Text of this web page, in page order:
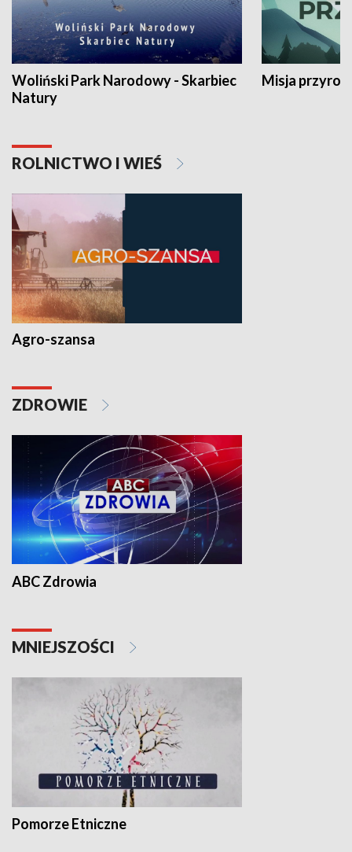
Woliński Park Narodowy - Skarbiec
Natury
Misja
ROLNICTWO I WIEŚ
Agro-szansa
ZDROWIE
ABC Zdrowia
MNIEJSZOŚCI
Pomorze Etniczne